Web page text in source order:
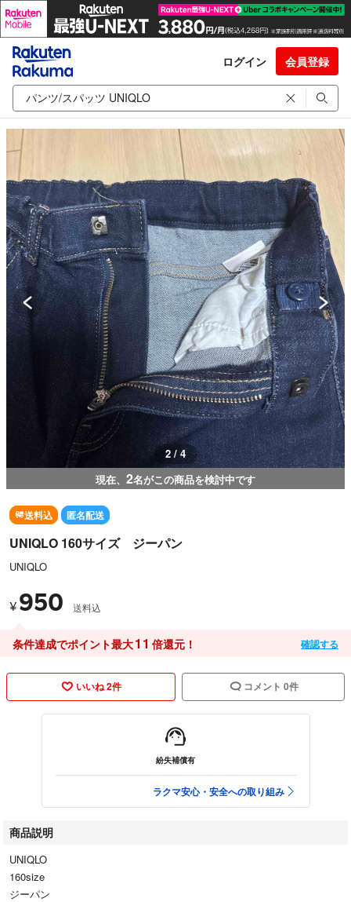
ログイン 会員登録
3 / 4
現在、 2名がこの商品を検討中です
送料込 匿名配送
UNIQLO 160サイズ ジーパン
UNIQLO
¥ 950 送料込
条件達成でポイント最大11 倍還元！ 確認する
いいね 2件 コメント 0件
紛失補償有
ラクマ安心・安全への取り組み
商品説明
UNIQLO
160size
ジーパン